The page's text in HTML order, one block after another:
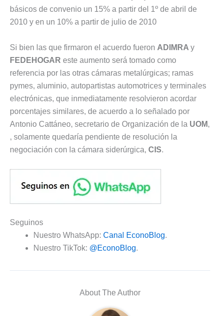
básicos de convenio un 15% a partir del 1º de abril de
2010 y en un 10% a partir de julio de 2010
Si bien las que firmaron el acuerdo fueron ADIMRA y
FEDEHOGAR este aumento será tomado como
referencia por las otras cámaras metalúrgicas; ramas
pymes, aluminio, autopartistas automotrices y terminales
electrónicas, que inmediatamente resolvieron acordar
porcentajes similares, de acuerdo a lo señalado por
Antonio Cattáneo, secretario de Organización de la UOM,
, solamente quedaría pendiente de resolución la
negociación con la cámara siderúrgica, CIS.
Seguinos
Nuestro WhatsApp: Canal EconoBlog.
Nuestro TikTok: @EconoBlog.
About The Author